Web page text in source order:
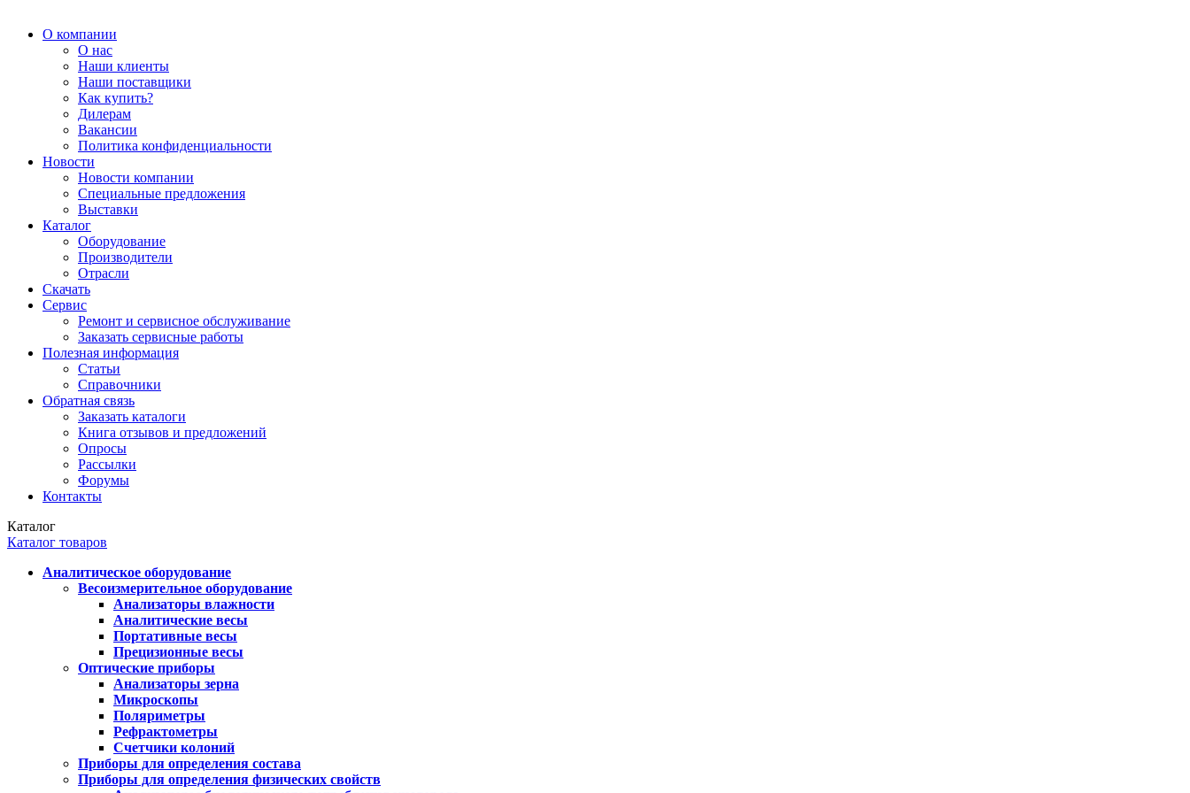
О компании
О нас
Наши клиенты
Наши поставщики
Как купить?
Дилерам
Вакансии
Политика конфиденциальности
Новости
Новости компании
Специальные предложения
Выставки
Каталог
Оборудование
Производители
Отрасли
Скачать
Сервис
Ремонт и сервисное обслуживание
Заказать сервисные работы
Полезная информация
Статьи
Справочники
Обратная связь
Заказать каталоги
Книга отзывов и предложений
Опросы
Рассылки
Форумы
Контакты
Каталог
Каталог товаров
Аналитическое оборудование
Весоизмерительное оборудование
Анализаторы влажности
Аналитические весы
Портативные весы
Прецизионные весы
Оптические приборы
Анализаторы зерна
Микроскопы
Поляриметры
Рефрактометры
Счетчики колоний
Приборы для определения состава
Приборы для определения физических свойств